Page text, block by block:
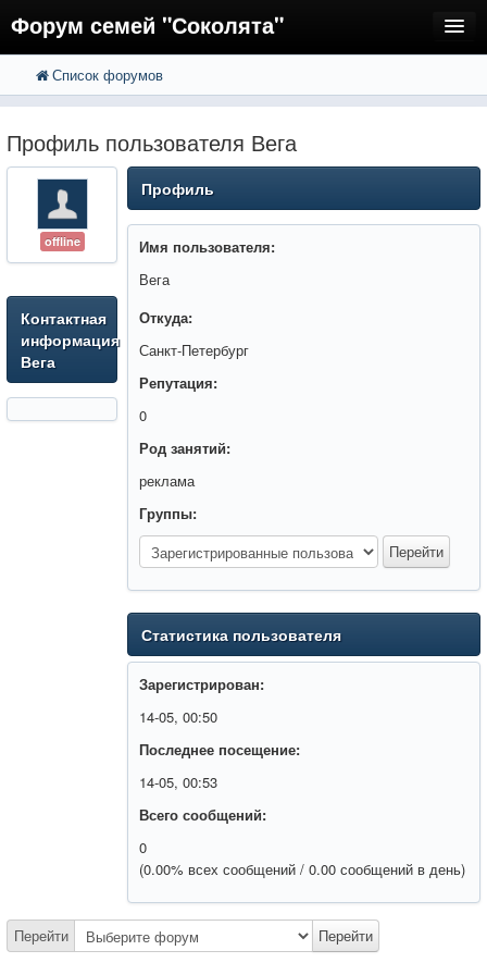
Форум семей "Соколята"
FAQ
Регистрация
Вход
Список форумов
Профиль пользователя Вега
offline
Контактная
информация
Вега
Профиль
Имя пользователя:
Вега
Откуда:
Санкт-Петербург
Репутация:
0
Род занятий:
реклама
Группы:
Статистика пользователя
Зарегистрирован:
14-05, 00:50
Последнее посещение:
14-05, 00:53
Всего сообщений:
0
(0.00% всех сообщений / 0.00 сообщений в день)
Перейти Перейти